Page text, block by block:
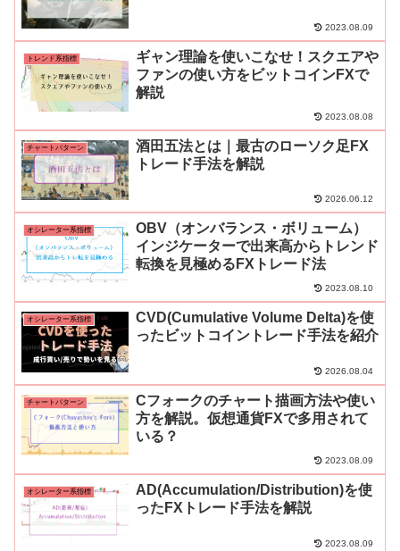
2023.08.09
トレンド系指標
ギャン理論を使いこなせ！スクエアや
ファンの使い方をビットコインFXで
解説
2023.08.08
チャートパターン
酒田五法とは｜最古のローソク足FX
トレード手法を解説
2026.06.12
オシレーター系指標
OBV（オンバランス・ボリューム）
インジケーターで出来高からトレンド
転換を見極めるFXトレード法
2023.08.10
オシレーター系指標
CVD(Cumulative Volume Delta)を使
ったビットコイントレード手法を紹介
2026.08.04
チャートパターン
Cフォークのチャート描画方法や使い
方を解説。仮想通貨FXで多用されて
いる？
2023.08.09
オシレーター系指標
AD(Accumulation/Distribution)を使
ったFXトレード手法を解説
2023.08.09